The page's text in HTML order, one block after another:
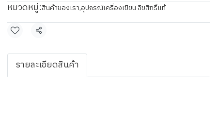
หมวดหมู่:สินค้าของเรา,อุปกรณ์เครื่องเขียน ลิขสิทธิ์แท้
แชร์
รายละเอียดสินค้า